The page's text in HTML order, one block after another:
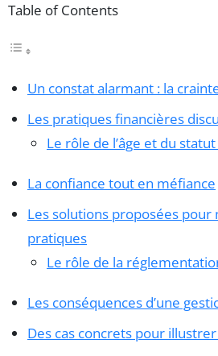
Table of Contents
Un constat alarmant : la
Les pratiques financières
Le rôle de l’âge et du
La confiance tout en méfiance
Les solutions proposées
pratiques
Le rôle de la
Les conséquences d’une
Des cas concrets pour